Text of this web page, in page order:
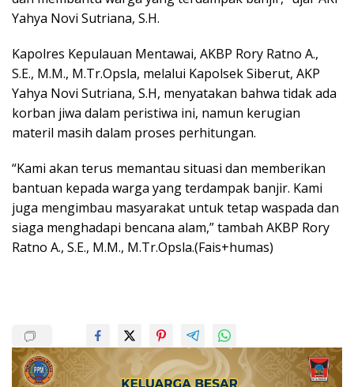
Yahya Novi Sutriana, S.H.
Kapolres Kepulauan Mentawai, AKBP Rory Ratno A.,
S.E., M.M., M.Tr.Opsla, melalui Kapolsek Siberut, AKP
Yahya Novi Sutriana, S.H, menyatakan bahwa tidak ada
korban jiwa dalam peristiwa ini, namun kerugian
materil masih dalam proses perhitungan.
“Kami akan terus memantau situasi dan memberikan
bantuan kepada warga yang terdampak banjir. Kami
juga mengimbau masyarakat untuk tetap waspada dan
siaga menghadapi bencana alam,” tambah AKBP Rory
Ratno A., S.E., M.M., M.Tr.Opsla.(Fais+humas)